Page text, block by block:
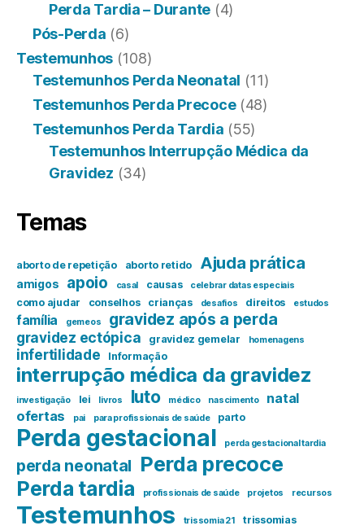
Perda Tardia – Durante (4)
Pós-Perda (6)
Testemunhos (108)
Testemunhos Perda Neonatal (11)
Testemunhos Perda Precoce(48)
Testemunhos Perda Tardia (55)
Testemunhos Interrupção Médica da
Gravidez (34)
Temas
aborto de repetição aborto retido Ajuda prática
amigos apoio casal causas celebrar datas especiais
como ajudar conselhos crianças desafios direitos estudos
família gemeos gravidez após a perda
gravidez ectópica gravidez gemelar homenagens
infertilidade Informação
interrupção médica da gravidez
investigação lei livros luto médico nascimento natal
ofertas pai para profissionais de saúde parto
Perda gestacional perda gestacional tardia
perda neonatal Perda precoce
Perda tardia
profissionais de saúde projetos recursos
Testemunhos trissomia 21 trissomias